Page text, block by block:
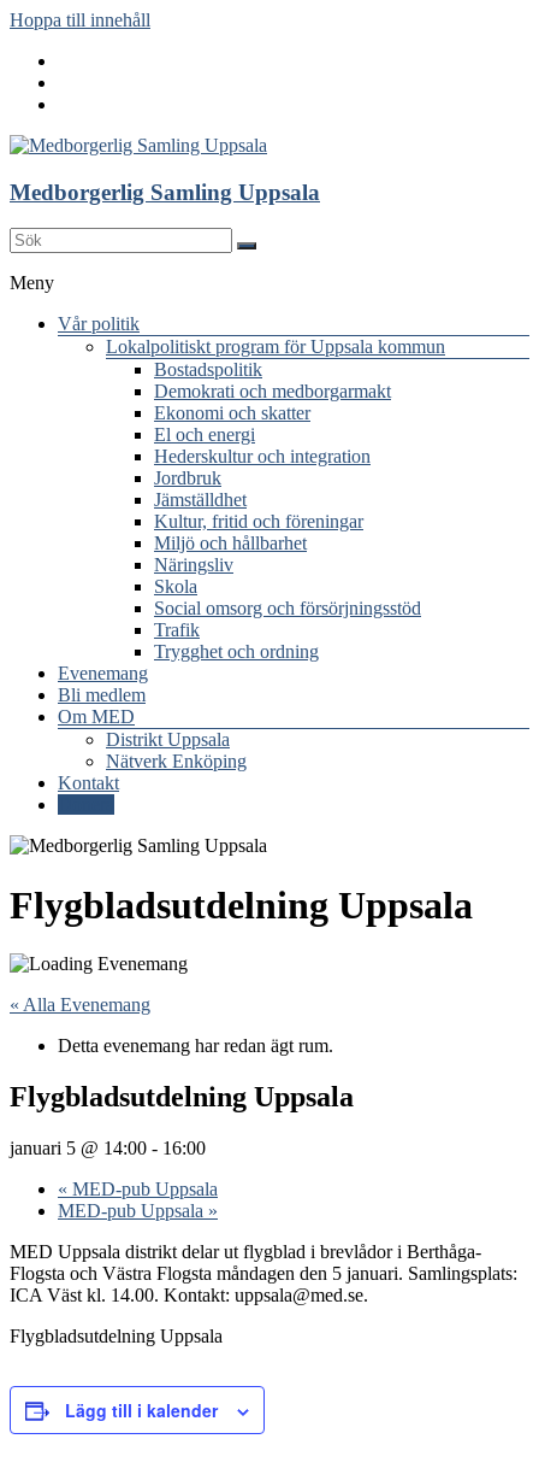
Hoppa till innehåll
Medborgerlig Samling Uppsala
Meny
Vår politik
Lokalpolitiskt program för Uppsala kommun
Bostadspolitik
Demokrati och medborgarmakt
Ekonomi och skatter
El och energi
Hederskultur och integration
Jordbruk
Jämställdhet
Kultur, fritid och föreningar
Miljö och hållbarhet
Näringsliv
Skola
Social omsorg och försörjningsstöd
Trafik
Trygghet och ordning
Evenemang
Bli medlem
Om MED
Distrikt Uppsala
Nätverk Enköping
Kontakt
Flygbladsutdelning Uppsala
« Alla Evenemang
Detta evenemang har redan ägt rum.
Flygbladsutdelning Uppsala
januari 5 @ 14:00 - 16:00
« MED-pub Uppsala
MED-pub Uppsala »
MED Uppsala distrikt delar ut flygblad i brevlådor i Berthåga-
Flogsta och Västra Flogsta måndagen den 5 januari. Samlingsplats:
ICA Väst kl. 14.00. Kontakt: uppsala@med.se.
Flygbladsutdelning Uppsala
Lägg till i kalender